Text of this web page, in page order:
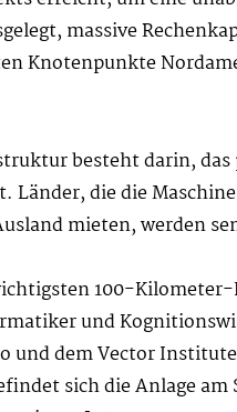
massive
Knotenpunkte
besteht darin,
Länder, die die
mieten, werden
100-
und
und dem Vector
sich die Anlage